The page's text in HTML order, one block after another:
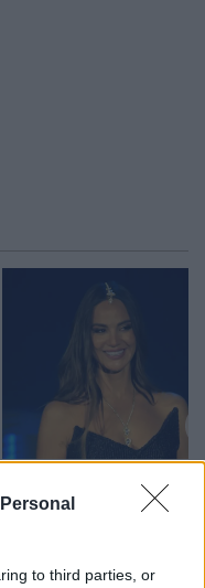
to third parties, or
Ρία Ελληνίδου σε
Αλεξάνδρου: «Πες
ημερομηνία να